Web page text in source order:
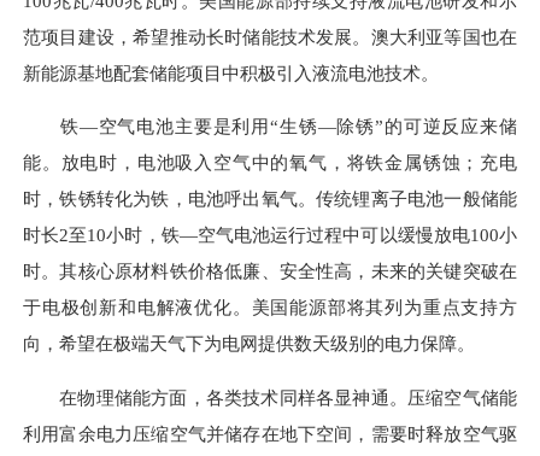
范项目建设，希望推动长时储能技术发展。澳大利亚等国也在
新能源基地配套储能项目中积极引入液流电池技术。
铁—空气电池主要是利用“生锈—除锈”的可逆反应来储
能。放电时，电池吸入空气中的氧气，将铁金属锈蚀；充电
时，铁锈转化为铁，电池呼出氧气。传统锂离子电池一般储能
时长2至10小时，铁—空气电池运行过程中可以缓慢放电100小
时。其核心原材料铁价格低廉、安全性高，未来的关键突破在
于电极创新和电解液优化。美国能源部将其列为重点支持方
向，希望在极端天气下为电网提供数天级别的电力保障。
在物理储能方面，各类技术同样各显神通。压缩空气储能
利用富余电力压缩空气并储存在地下空间，需要时释放空气驱